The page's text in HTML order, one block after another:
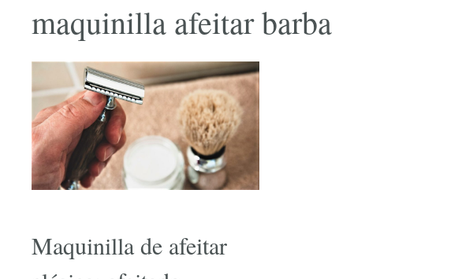
maquinilla afeitar barba
Maquinilla de afeitar